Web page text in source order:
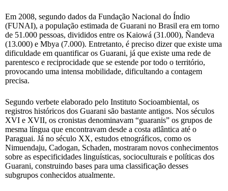
Em 2008, segundo dados da Fundação Nacional do Índio
(FUNAI), a população estimada de Guarani no Brasil era em torno
de 51.000 pessoas, divididos entre os Kaiowá (31.000), Ñandeva
(13.000) e Mbya (7.000). Entretanto, é preciso dizer que existe uma
dificuldade em quantificar os Guarani, já que existe uma rede de
parentesco e reciprocidade que se estende por todo o território,
provocando uma intensa mobilidade, dificultando a contagem
precisa.
Segundo verbete elaborado pelo Instituto Socioambiental, os
registros históricos dos Guarani são bastante antigos. Nos séculos
XVI e XVII, os cronistas denominavam “guaranis” os grupos de
mesma língua que encontravam desde a costa atlântica até o
Paraguai. Já no século XX, estudos etnográficos, como os
Nimuendaju, Cadogan, Schaden, mostraram novos conhecimentos
sobre as especificidades linguísticas, socioculturais e políticas dos
Guarani, construindo bases para uma classificação desses
subgrupos conhecidos atualmente.